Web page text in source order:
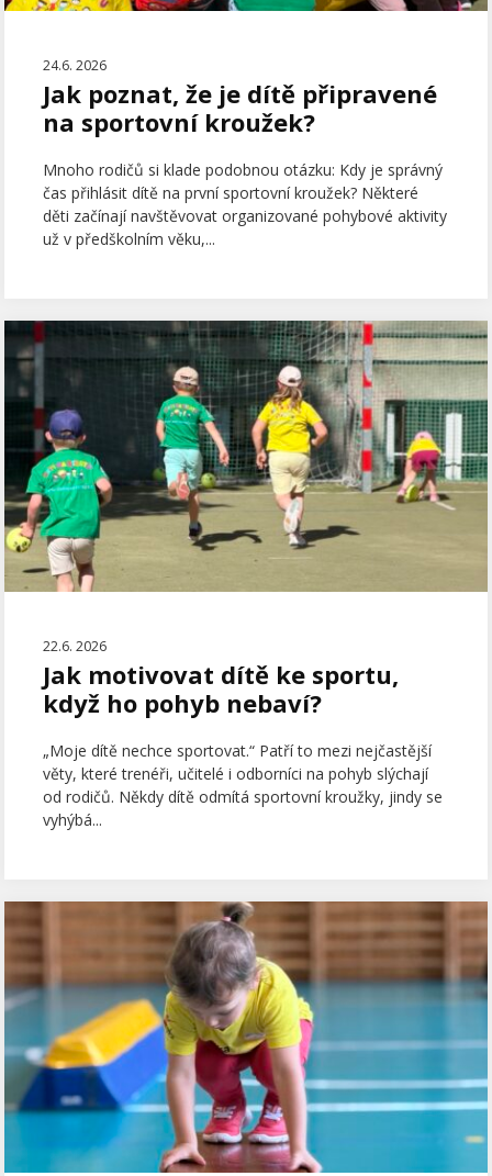
24.6. 2026
Jak poznat, že je dítě připravené
na sportovní kroužek?
Mnoho rodičů si klade podobnou otázku: Kdy je správný
čas přihlásit dítě na první sportovní kroužek? Některé
děti začínají navštěvovat organizované pohybové aktivity
už v předškolním věku,...
22.6. 2026
Jak motivovat dítě ke sportu,
když ho pohyb nebaví?
„Moje dítě nechce sportovat.“ Patří to mezi nejčastější
věty, které trenéři, učitelé i odborníci na pohyb slýchají
od rodičů. Někdy dítě odmítá sportovní kroužky, jindy se
vyhýbá...